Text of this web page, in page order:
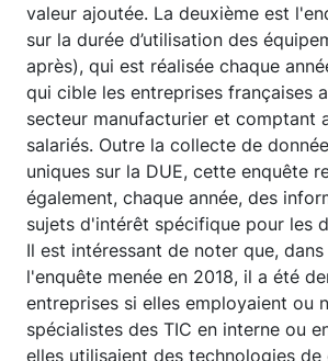
valeur ajoutée. La deuxième est
sur la durée d’utilisation des
après), qui est réalisée chaque
qui cible les entreprises françaises
secteur manufacturier et comptant
salariés. Outre la collecte de
uniques sur la DUE, cette enquête
également, chaque année, des
sujets d'intérêt spécifique pour les
Il est intéressant de noter que,
l'enquête menée en 2018, il a été
entreprises si elles employaient ou
spécialistes des TIC en interne ou
elles utilisaient des technologies